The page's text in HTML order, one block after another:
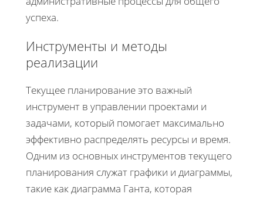
успеха.
Инструменты и методы
реализации
Текущее планирование это важный
инструмент в управлении проектами и
задачами, который помогает максимально
эффективно распределять ресурсы и время.
Одним из основных инструментов текущего
планирования служат графики и диаграммы,
такие как диаграмма Ганта, которая